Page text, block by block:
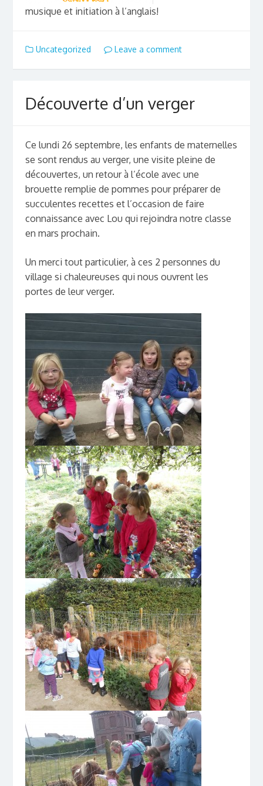
musique et initiation à l’anglais!
Uncategorized Leave a comment
Découverte d’un verger
Ce lundi 26 septembre, les enfants de maternelles
se sont rendus au verger, une visite pleine de
découvertes, un retour à l’école avec une
brouette remplie de pommes pour préparer de
succulentes recettes et l’occasion de faire
connaissance avec Lou qui rejoindra notre classe
en mars prochain.
Un merci tout particulier, à ces 2 personnes du
village si chaleureuses qui nous ouvrent les
portes de leur verger.